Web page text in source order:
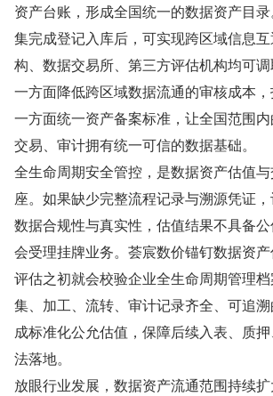
资产台账，形成全国统一的数据资产目
集完成登记入库后，可实现跨区域信息
构、数据交易所、第三方评估机构均可调
一方面降低跨区域数据流通的审核成本
一方面统一资产备案标准，让全国范围内
交易、审计拥有统一可信的数据基础。
全生命周期安全管控，是数据资产估值
座。如果缺少完整流程记录与溯源凭证
数据合规性与真实性，估值结果不具备
会受理挂牌业务。荟宸数价锚钉数据资
评估之初就会校验企业全生命周期管理
集、加工、流转、审计记录齐全、可追
成标准化公允估值，保障后续入表、质
法落地。
放眼行业发展，数据资产流通范围持续